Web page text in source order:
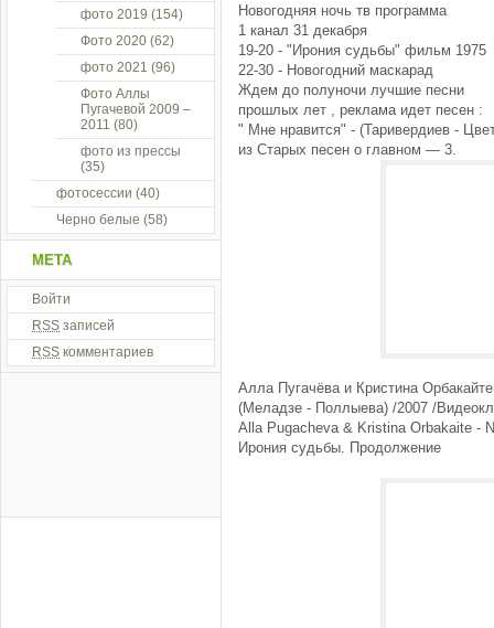
Новогодняя ночь тв программа
1 канал 31 декабря
19-20 - "Ирония судьбы" фильм 1975
22-30 - Новогодний маскарад
Ждем до полуночи лучшие песни
прошлых лет , реклама идет песен :
" Мне нравится" - (Таривердиев -
из Старых песен о главном — 3.
Алла Пугачёва и Кристина
(Меладзе - Поллыева) /2007 /
Alla Pugacheva & Kristina Orbakaite -
Ирония судьбы. Продолжение
фото 2019 (154)
Фото 2020 (62)
фото 2021 (96)
Фото Аллы
Пугачевой 2009 –
2011 (80)
фото из прессы
(35)
фотосессии (40)
Черно белые (58)
МЕТА
Войти
RSS записей
RSS комментариев